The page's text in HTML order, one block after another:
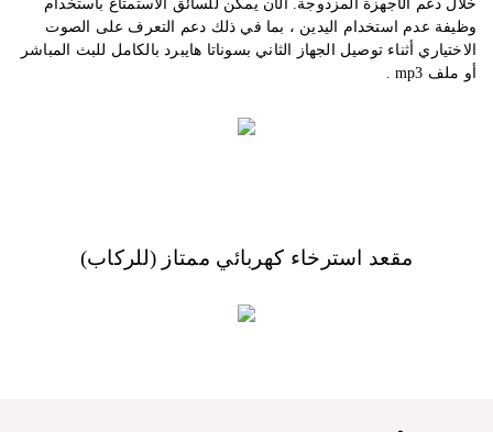
الميزات الداخلية
عالية الجودة مبنية على التطبيق العملي والثبات وهما أساسيان لسيارة
خلال دعم الأجهزة المزدوجة. الآن يمكن للسائق الاستمتاع باستخدام
وظيفة عدم استخدام اليدين ، بما في ذلك دعم التعرف على الصوت
الاختياري أثناء توصيل الجهاز الثاني بسوناتا هايبرد بالكامل للبث المباشر
أو ملف mp3 .
مقعد استرخاء كهربائي ممتاز (للركاب)